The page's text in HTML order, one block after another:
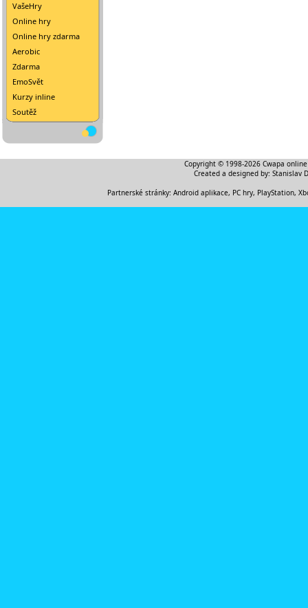
VašeHry
Online hry
Online hry zdarma
Aerobic
Zdarma
EmoSvět
Kurzy inline
Soutěž
Copyright © 1998-2026 Cwapa
Created a designed by: Stanislav
Partnerské stránky: Android aplikace, PC hry, PlayStation,